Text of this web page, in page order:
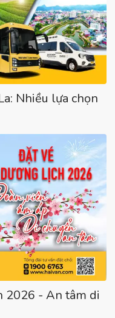
Nhiều lựa chọn
2026 - An tâm di